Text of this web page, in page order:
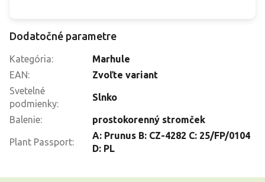
Dodatočné parametre
Kategória:
Marhule
EAN:
Zvoľte variant
Svetelné
podmienky:
Slnko
Balenie: prostokorenný stromček
Plant Passport:
A: Prunus B: CZ-4282 C: 25/FP/0104
D: PL